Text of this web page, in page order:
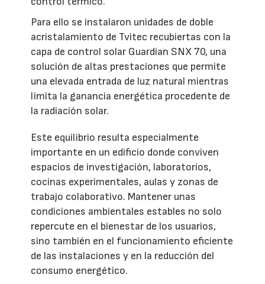
Para ello se instalaron unidades de doble
acristalamiento de Tvitec recubiertas con la
capa de control solar Guardian SNX 70, una
solución de altas prestaciones que permite
una elevada entrada de luz natural mientras
limita la ganancia energética procedente de
la radiación solar.
Este equilibrio resulta especialmente
importante en un edificio donde conviven
espacios de investigación, laboratorios,
cocinas experimentales, aulas y zonas de
trabajo colaborativo. Mantener unas
condiciones ambientales estables no solo
repercute en el bienestar de los usuarios,
sino también en el funcionamiento eficiente
de las instalaciones y en la reducción del
consumo energético.